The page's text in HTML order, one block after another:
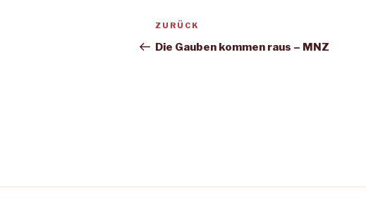
Beitragsnavigation
Vorheriger
Beitrag
ZURÜCK
Die Gauben kommen raus – MNZ